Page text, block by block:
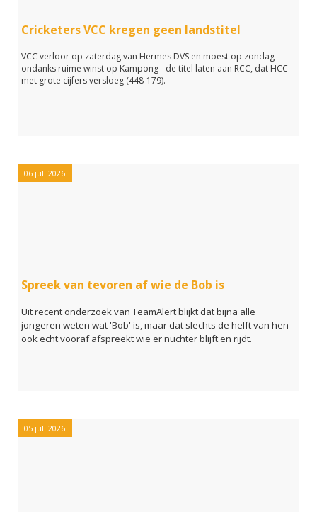
Cricketers VCC kregen geen landstitel
VCC verloor op zaterdag van Hermes DVS en moest op zondag –
ondanks ruime winst op Kampong - de titel laten aan RCC, dat HCC
met grote cijfers versloeg (448-179).
06 juli 2026
Spreek van tevoren af wie de Bob is
Uit recent onderzoek van TeamAlert blijkt dat bijna alle
jongeren weten wat 'Bob' is, maar dat slechts de helft van hen
ook echt vooraf afspreekt wie er nuchter blijft en rijdt.
05 juli 2026